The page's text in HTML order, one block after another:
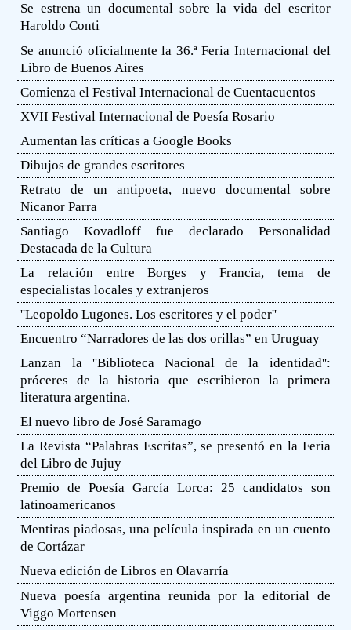
Se estrena un documental sobre la vida del escritor
Haroldo Conti
Se anunció oficialmente la 36.ª Feria Internacional del
Libro de Buenos Aires
Comienza el Festival Internacional de Cuentacuentos
XVII Festival Internacional de Poesía Rosario
Aumentan las críticas a Google Books
Dibujos de grandes escritores
Retrato de un antipoeta, nuevo documental sobre
Nicanor Parra
Santiago Kovadloff fue declarado Personalidad
Destacada de la Cultura
La relación entre Borges y Francia, tema de
especialistas locales y extranjeros
''Leopoldo Lugones. Los escritores y el poder''
Encuentro “Narradores de las dos orillas” en Uruguay
Lanzan la ''Biblioteca Nacional de la identidad'':
próceres de la historia que escribieron la primera
literatura argentina.
El nuevo libro de José Saramago
La Revista “Palabras Escritas”, se presentó en la Feria
del Libro de Jujuy
Premio de Poesía García Lorca: 25 candidatos son
latinoamericanos
Mentiras piadosas, una película inspirada en un cuento
de Cortázar
Nueva edición de Libros en Olavarría
Nueva poesía argentina reunida por la editorial de
Viggo Mortensen